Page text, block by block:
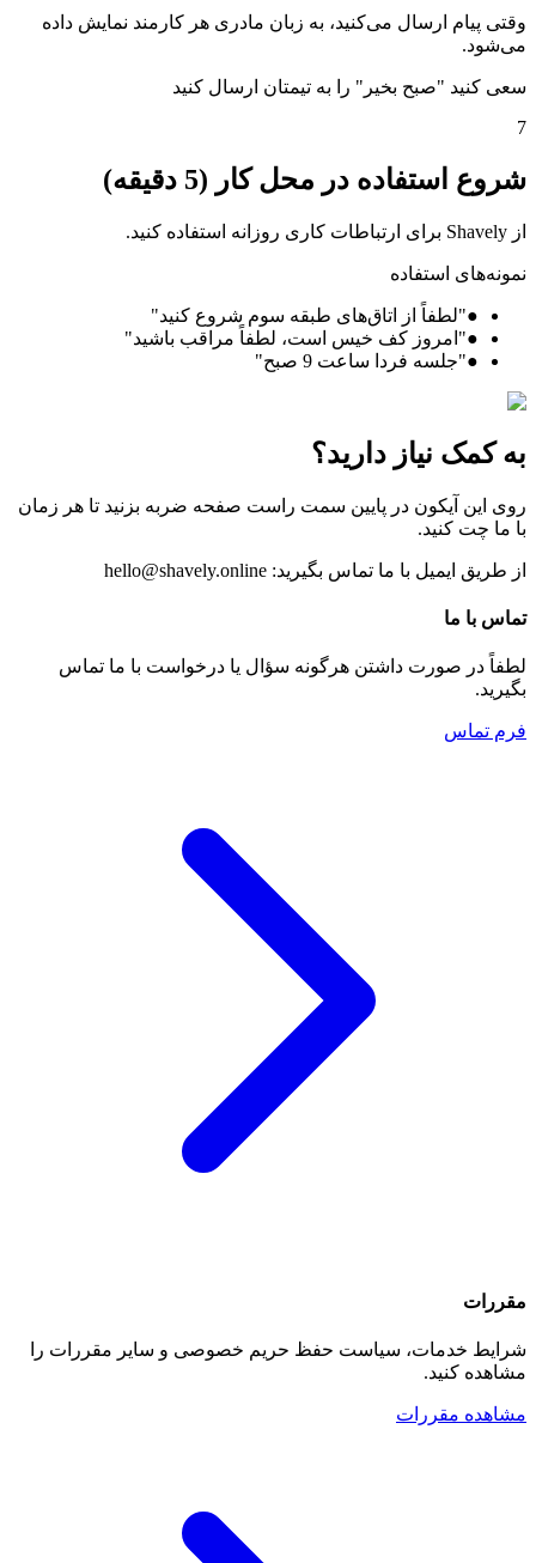
وقتی پیام ارسال می‌کنید، به زبان مادری هر کارمند نمایش داده
می‌شود.
سعی کنید "صبح بخیر" را به تیمتان ارسال کنید
7
شروع استفاده در محل کار (5 دقیقه)
از Shavely برای ارتباطات کاری روزانه استفاده کنید.
نمونه‌های استفاده
●"لطفاً از اتاق‌های طبقه سوم شروع کنید"
●"امروز کف خیس است، لطفاً مراقب باشید"
●"جلسه فردا ساعت 9 صبح"
به کمک نیاز دارید؟
روی این آیکون در پایین سمت راست صفحه ضربه بزنید تا هر زمان
با ما چت کنید.
از طریق ایمیل با ما تماس بگیرید: hello@shavely.online
تماس با ما
لطفاً در صورت داشتن هرگونه سؤال یا درخواست با ما تماس
بگیرید.
فرم تماس
مقررات
شرایط خدمات، سیاست حفظ حریم خصوصی و سایر مقررات را
مشاهده کنید.
مشاهده مقررات